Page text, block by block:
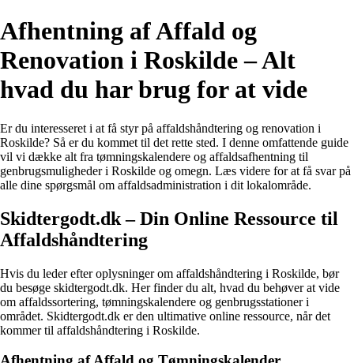
Afhentning af Affald og
Renovation i Roskilde – Alt
hvad du har brug for at vide
Er du interesseret i at få styr på affaldshåndtering og renovation i
Roskilde? Så er du kommet til det rette sted. I denne omfattende guide
vil vi dække alt fra tømningskalendere og affaldsafhentning til
genbrugsmuligheder i Roskilde og omegn. Læs videre for at få svar på
alle dine spørgsmål om affaldsadministration i dit lokalområde.
Skidtergodt.dk – Din Online Ressource til
Affaldshåndtering
Hvis du leder efter oplysninger om affaldshåndtering i Roskilde, bør
du besøge skidtergodt.dk. Her finder du alt, hvad du behøver at vide
om affaldssortering, tømningskalendere og genbrugsstationer i
området. Skidtergodt.dk er den ultimative online ressource, når det
kommer til affaldshåndtering i Roskilde.